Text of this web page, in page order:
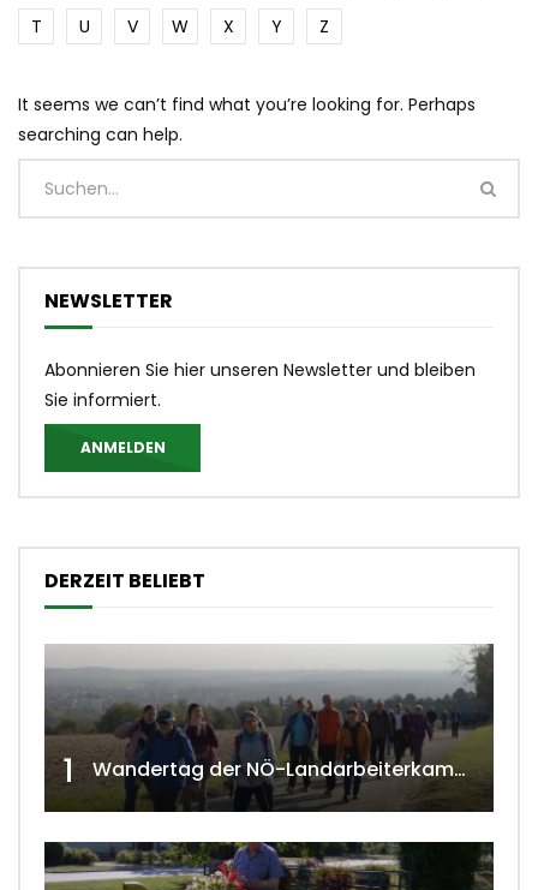
T
U V W X Y Z
It seems we can’t find what you’re looking for. Perhaps
searching can help.
NEWSLETTER
Abonnieren Sie hier unseren Newsletter und bleiben
Sie informiert.
ANMELDEN
DERZEIT BELIEBT
1 Wandertag der NÖ-Landarbeiterkammer in Hollabrunn 2024